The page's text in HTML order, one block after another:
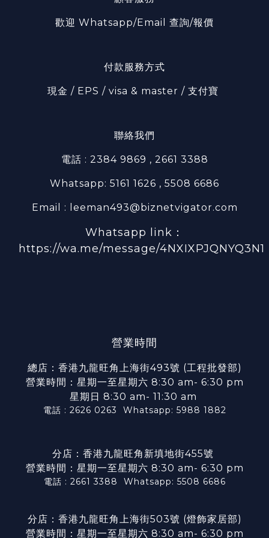
歡迎 Whatsapp/Email 查詢/報價
付款服務方式
現金 / EPS / visa & master / 支付寶
聯絡我們
電話 : 2384 9869 , 2661 3388
Whatsapp: 5161 1626 , 5508 6686
Email : leeman493@biznetvigator.com
Whatsapp link：
https://wa.me/message/4NXIXPJQNYQ3N1
營業時間
總店：香港九龍旺角上海街493號 (工程批發部)
營業時間：星期一至星期六 8:30 am- 6:30 pm
星期日 8:30 am- 11:30 am
電話 : 2626 0263 Whatsapp: 5988 1882
分店：香港九龍旺角新填地街455號
營業時間：星期一至星期六 8:30 am- 6:30 pm
電話 : 2661 3388 Whatsapp: 5508 6686
分店：香港九龍旺角上海街503號 (燈飾家居部)
營業時間：星期一至星期六 8:30 am- 6:30 pm